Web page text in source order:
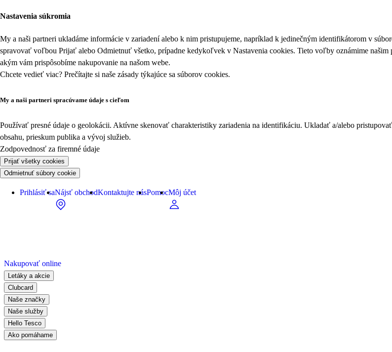
Nastavenia súkromia
My a naši partneri ukladáme informácie v zariadení alebo k nim pristupujeme, napríklad k jedinečným identifikátorom v
spravovať voľbou Prijať alebo Odmietnuť všetko, prípadne kedykoľvek v Nastavenia cookies. Tieto voľby oznámime našim
akým vám prispôsobíme nakupovanie na našom webe.
Chcete vedieť viac? Prečítajte si naše zásady týkajúce sa súborov cookies.
My a naši partneri spracúvame údaje s cieľom
Používať presné údaje o geolokácii. Aktívne skenovať charakteristiky zariadenia na identifikáciu. Ukladať a/alebo
obsahu, prieskum publika a vývoj služieb.
Zodpovednosť za firemné údaje
Prijať všetky cookies
Odmietnuť súbory cookie
Prihlásiť saNájsť obchodKontaktujte násPomocMôj účet
Nakupovať online
Letáky a akcie
Clubcard
Naše značky
Naše služby
Hello Tesco
Ako pomáhame